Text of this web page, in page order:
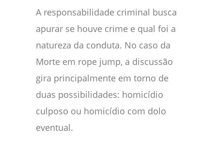
A responsabilidade criminal busca
apurar se houve crime e qual foi a
natureza da conduta. No caso da
Morte em rope jump, a discussão
gira principalmente em torno de
duas possibilidades: homicídio
culposo ou homicídio com dolo
eventual.